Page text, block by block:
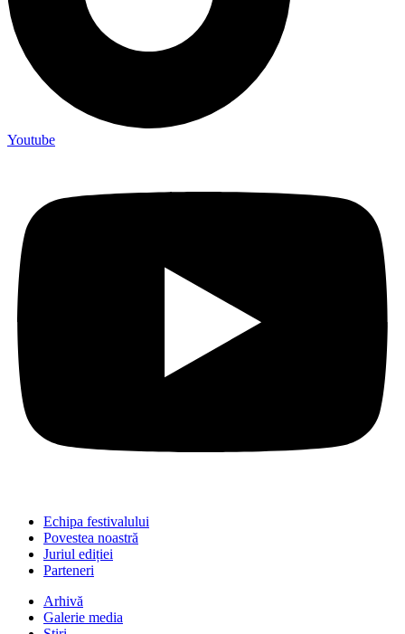
Youtube
Echipa festivalului
Povestea noastră
Juriul ediției
Parteneri
Arhivă
Galerie media